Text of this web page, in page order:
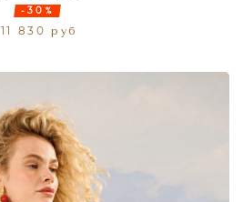
-30%
11 830 руб